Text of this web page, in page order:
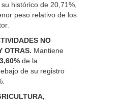
histórico de 20,71%,
peso relativo de los
NO
OTRAS. Mantiene
de la
de su registro